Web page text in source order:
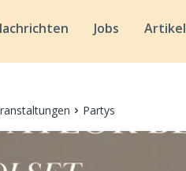
Jobs Artikel
Partys